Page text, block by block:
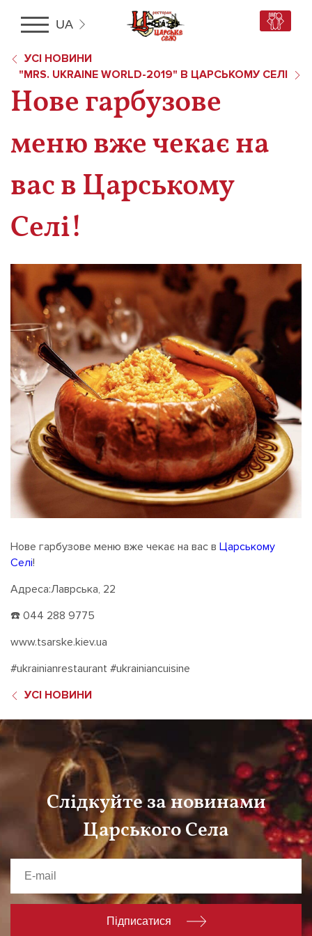
UA
UA
УСІ НОВИНИ
"MRS. UKRAINE WORLD-2019" В ЦАРСЬКОМУ СЕЛІ
Нове гарбузове
меню вже чекає на
вас в Царському
Селі!
Нове гарбузове меню вже чекає на вас в Царському
Селі!
Адреса:Лаврська, 22
☎️ 044 288 9775
www.tsarske.kiev.ua
#ukrainianrestaurant #ukrainiancuisine
УСІ НОВИНИ
Слідкуйте за новинами
Царського Села
Підписатися